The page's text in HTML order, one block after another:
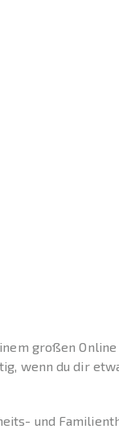
großen Online
wenn du dir
und